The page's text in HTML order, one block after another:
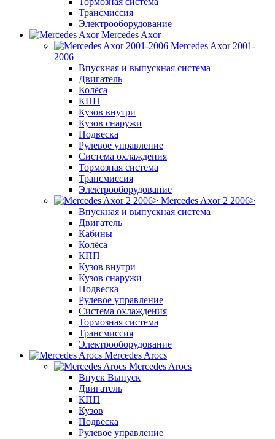
Трансмиссия
Электрооборудование
Mercedes Axor
Mercedes Axor 2001-
2006
Впускная и выпускная система
Двигатель
Колёса
КПП
Кузов внутри
Кузов снаружи
Подвеска
Рулевое управление
Система охлаждения
Тормозная система
Трансмиссия
Электрооборудование
Mercedes Axor 2 2006>
Впускная и выпускная система
Двигатель
Кабины
Колёса
КПП
Кузов внутри
Кузов снаружи
Подвеска
Рулевое управление
Система охлаждения
Тормозная система
Трансмиссия
Электрооборудование
Mercedes Arocs
Mercedes Arocs
Впуск Выпуск
Двигатель
КПП
Кузов
Подвеска
Рулевое управление